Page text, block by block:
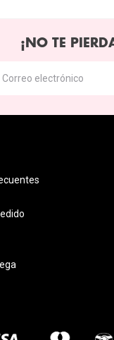
¡NO TE